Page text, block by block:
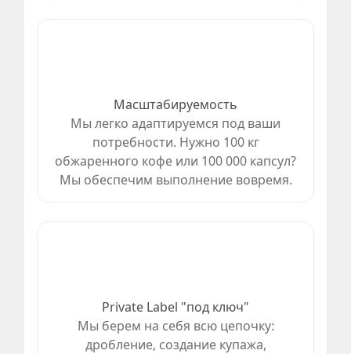
Масштабируемость
Мы легко адаптируемся под ваши
потребности. Нужно 100 кг
обжаренного кофе или 100 000 капсул?
Мы обеспечим выполнение вовремя.
Private Label "под ключ"
Мы берем на себя всю цепочку:
дробление, создание купажа,